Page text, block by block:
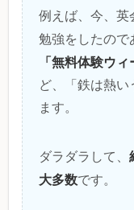
例えば、今、英
勉強をしたので
「無料体験ウ
ど、「鉄は熱い
ます。
ダラダラして、
大多数です。